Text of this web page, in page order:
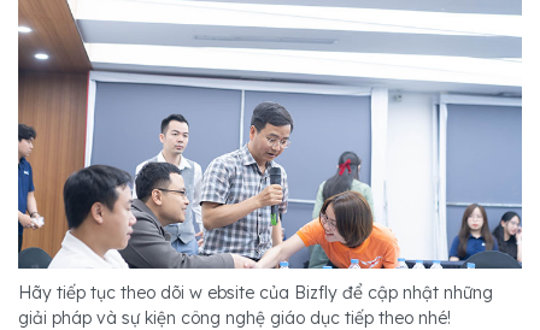
Hãy tiếp tục theo dõi w ebsite của Bizfly để cập nhật những
giải pháp và sự kiện công nghệ giáo dục tiếp theo nhé!